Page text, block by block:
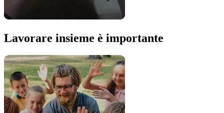
Lavorare insieme è importante